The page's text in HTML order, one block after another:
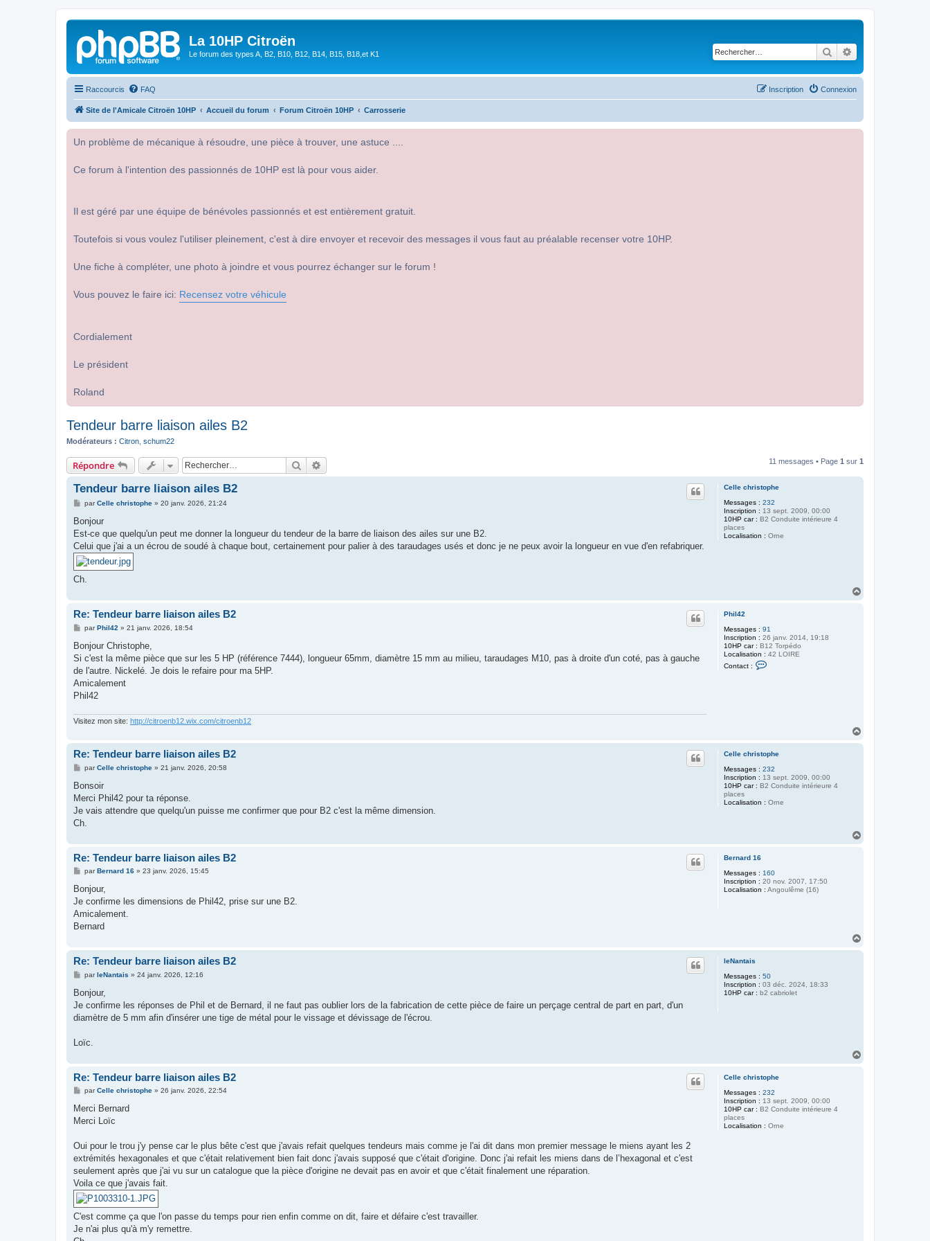
La 10HP Citroën
Le forum des types A, B2, B10, B12, B14, B15, B18,et K1 Rechercher
Raccourcis FAQ Connexion
Inscription
Site de l'Amicale Citroën 10HP Accueil du forum Forum Citroën 10HP Carrosserie
Un problème de mécanique à résoudre, une pièce à trouver, une astuce ....
Ce forum à l'intention des passionnés de 10HP est là pour vous aider.
Il est géré par une équipe de bénévoles passionnés et est entièrement gratuit.
Toutefois si vous voulez l'utiliser pleinement, c'est à dire envoyer et recevoir des messages il vous faut au préalable recenser votre 10HP.
Une fiche à compléter, une photo à joindre et vous pourrez échanger sur le forum !
Vous pouvez le faire ici: Recensez votre véhicule
Cordialement
Le président
Roland
Tendeur barre liaison ailes B2
Modérateurs : Citron schum22
Répondre Rechercher 11 messages • Page 1 sur 1
Celle christophe
Messages : 232
Inscription : 13 sept. 2009, 00:00
10HP car : B2 Conduite intérieure 4
places
Localisation : Orne
Tendeur barre liaison ailes B2
M
s
a
g
e
parCelle christophe» 20 janv. 2026, 21:24
Bonjour
Est-ce que quelqu'un peut me donner la longueur du tendeur de la barre de liaison des ailes sur une B2.
Celui que j'ai a un écrou de soudé à chaque bout, certainement pour palier à des taraudages usés et donc je ne peux avoir la longueur en vue d'en refabriquer.
Ch.
Phil42
Messages : 91
Inscription : 26 janv. 2014, 19:18
10HP car : B12 Torpédo
Localisation : 42 LOIRE
Contact :
h
i
4
2
Re: Tendeur barre liaison ailes B2
M
s
a
g
parPhil42 » 21 janv. 2026, 18:54
Bonjour Christophe,
Si c'est la même pièce que sur les 5 HP (référence 7444), longueur 65mm, diamètre 15 mm au milieu, taraudages M10, pas à droite d'un coté, pas à gauche
de l'autre. Nickelé. Je dois le refaire pour ma 5HP.
Amicalement
Phil42
Visitez mon site: http://citroenb12.wix.com/citroenb12
Celle christophe
Messages : 232
Inscription : 13 sept. 2009, 00:00
10HP car : B2 Conduite intérieure 4
places
Localisation : Orne
Re: Tendeur barre liaison ailes B2
M
s
a
g
parCelle christophe» 21 janv. 2026, 20:58
Bonsoir
Merci Phil42 pour ta réponse.
Je vais attendre que quelqu'un puisse me confirmer que pour B2 c'est la même dimension.
Ch.
Bernard 16
Messages : 160
Inscription : 20 nov. 2007, 17:50
Localisation : Angoulême (16)
Re: Tendeur barre liaison ailes B2
M
s
a
g
parBernard 16» 23 janv. 2026, 15:45
Bonjour,
Je confirme les dimensions de Phil42, prise sur une B2.
Amicalement.
Bernard
leNantais
Messages : 50
Inscription : 03 déc. 2024, 18:33
10HP car : b2 cabriolet
Re: Tendeur barre liaison ailes B2
M
s
a
g
parleNantais » 24 janv. 2026, 12:16
Bonjour,
Je confirme les réponses de Phil et de Bernard, il ne faut pas oublier lors de la fabrication de cette pièce de faire un perçage central de part en part, d'un
diamètre de 5 mm afin d'insérer une tige de métal pour le vissage et dévissage de l'écrou.
Loïc.
Celle christophe
Messages : 232
Inscription : 13 sept. 2009, 00:00
10HP car : B2 Conduite intérieure 4
places
Localisation : Orne
Re: Tendeur barre liaison ailes B2
M
s
a
parCelle christophe» 26 janv. 2026, 22:54
Merci Bernard
Merci Loïc
Oui pour le trou j'y pense car le plus bête c'est que j'avais refait quelques tendeurs mais comme je l'ai dit dans mon premier message le miens ayant les 2
extrémités hexagonales et que c'était relativement bien fait donc j'avais supposé que c'était d'origine. Donc j'ai refait les miens dans de l’hexagonal et c'est
seulement après que j'ai vu sur un catalogue que la pièce d'origine ne devait pas en avoir et que c'était finalement une réparation.
Voila ce que j'avais fait.
C'est comme ça que l'on passe du temps pour rien enfin comme on dit, faire et défaire c'est travailler.
Je n'ai plus qu'à m'y remettre.